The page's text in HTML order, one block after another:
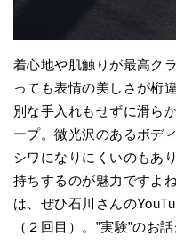
着心地や肌触りが最高ク
っても表情の美しさが桁
別な手入れもせずに滑ら
ープ。微光沢のあるボデ
シワになりにくいのもあ
持ちするのが魅力ですよ
は、ぜひ石川さんの
（２回目）。‟実験”のお